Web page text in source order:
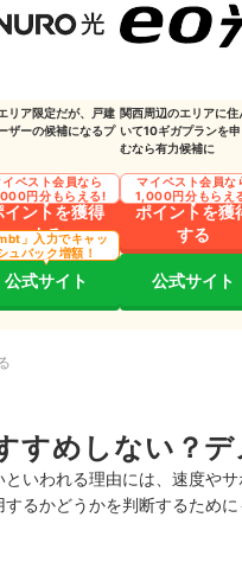
いの？
も含めて徹底比較
リア限定だが、戸建
ザーの候補になるプ
イントを獲得
する
イベスト会員なら
円分もらえる!
公式サイト
mbt」入力でキャッ
ュバック増額！
関西周辺のエリアに住
いて10ギガプランを
むなら有力候補に
ポイントを獲
する
マイベスト会員な
1,000円分もらえ
公式サイト
すめしない？
いわれる理由には、速度や
るかどうかを判断するため